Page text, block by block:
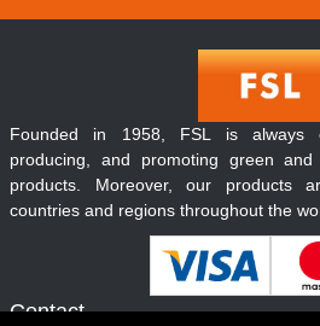
Contact
Founded in 1958, FSL is always
producing, and promoting green and
products. Moreover, our products
countries and regions throughout the